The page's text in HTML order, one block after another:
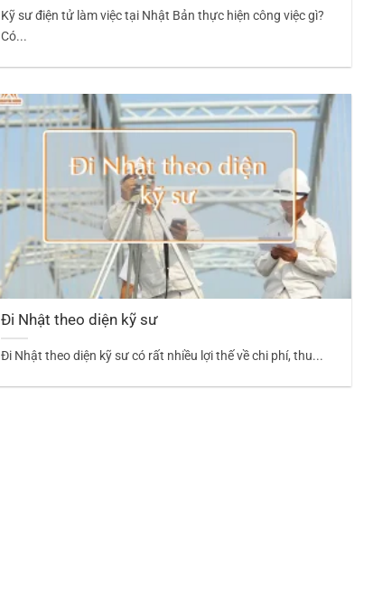
Kỹ sư điện tử làm việc tại Nhật Bản thực hiện công việc gì?
Có...
Đi Nhật theo diện kỹ sư
Đi Nhật theo diện kỹ sư có rất nhiều lợi thế về chi phí, thu...